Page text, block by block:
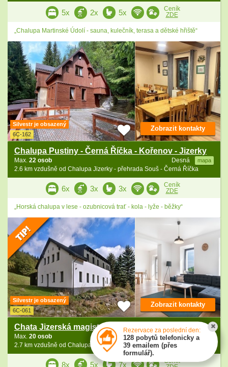
5x 2x 5x
Ceník
ZDE
„Chalupa Martinské Údolí - sauna, kulečník, terasa a dětské hřiště“
Silvestr je obsazený
6C-162
Chalupa Pustiny - Černá Říčka - Kořenov - Jizerky
Desná mapa
Max. 22 osob
2.6 km vzdušně od Chalupa Jizerky - přehrada Souš - Černá Říčka
Zobrazit kontakty
6x 3x 3x
Ceník
ZDE
„Horská chalupa v lese - ozubnicová trať - kola - lyže - běžky“
Silvestr je obsazený
6C-061
Chata Jizerská magistrála - přehrada Souš
Desná mapa
Max. 20 osob
2.7 km vzdušně od Chalupa Jizerky - přehrada Souš - Černá Říčka
Zobrazit kontakty
8x 5x 7x
Ceník
Rezervace za poslední den:
128 pobytů telefonicky a
39 emailem (přes
formulář).